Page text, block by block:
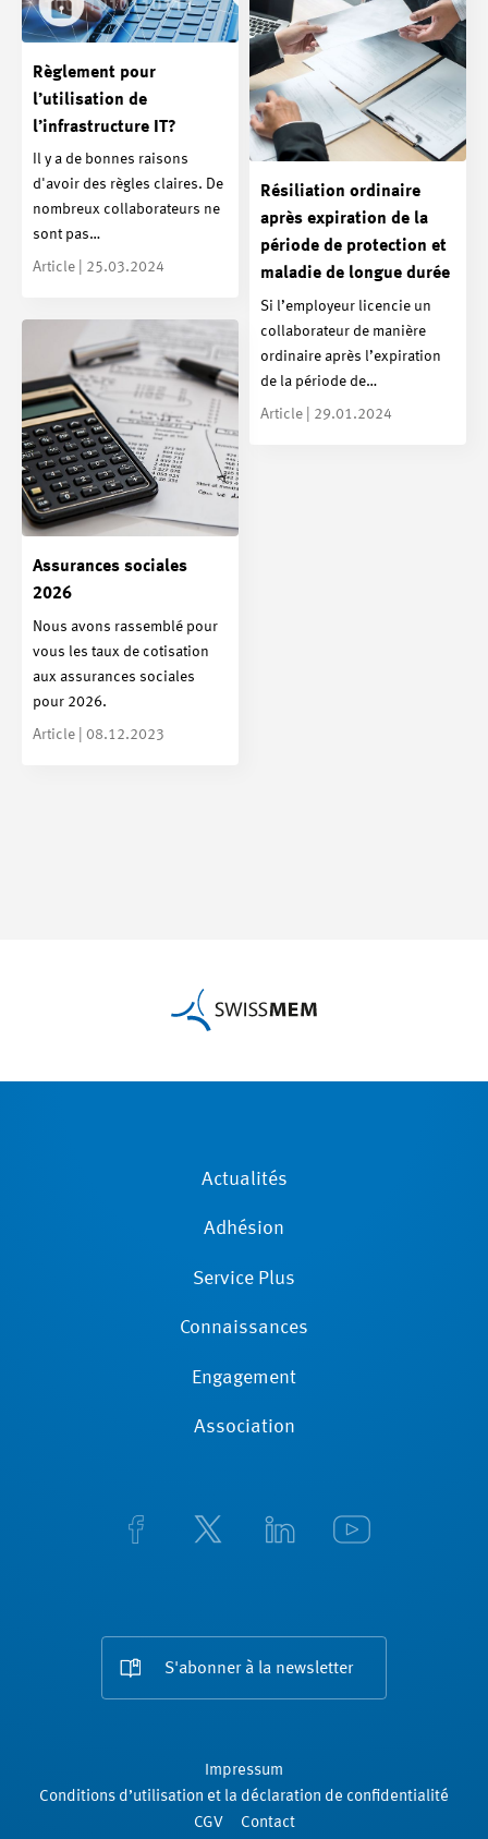
Règlement pour
l’utilisation de
l’infrastructure IT?
Il y a de bonnes raisons
d'avoir des règles claires. De
nombreux collaborateurs ne
sont pas…
Article | 25.03.2024
Résiliation ordinaire
après expiration de la
période de protection et
maladie de longue durée
Si l’employeur licencie un
collaborateur de manière
ordinaire après l’expiration
de la période de…
Article | 29.01.2024
Assurances sociales
2026
Nous avons rassemblé pour
vous les taux de cotisation
aux assurances sociales
pour 2026.
Article | 08.12.2023
Actualités
Adhésion
Service Plus
Connaissances
Engagement
Association
S'abonner à la newsletter
Impressum
Conditions d’utilisation et la déclaration de confidentialité
CGV
Contact